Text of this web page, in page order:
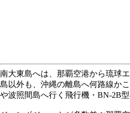
南大東島へは、那覇空港から琉球
島以外も、沖縄の離島へ何路線か
や波照間島へ行く飛行機・BN-2B